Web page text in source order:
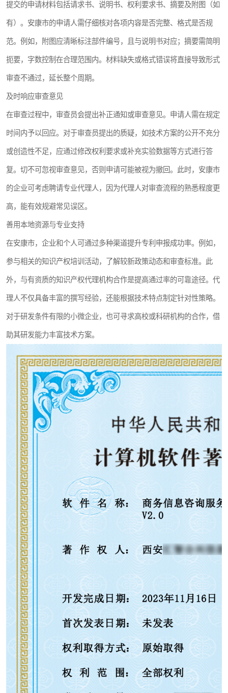
提交的申请材料包括请求书、说明书、权利要求书、摘要及附图（如
有）。安康市的申请人需仔细核对各项内容是否完整、格式是否规
范。例如，附图应清晰标注部件编号，且与说明书对应；摘要需简明
扼要，字数控制在合理范围内。材料缺失或格式错误将直接导致形式
审查不通过，延长整个周期。
及时响应审查意见
在审查过程中，审查员会提出补正通知或审查意见。申请人需在规定
时间内予以回应。对于审查员提出的质疑，如技术方案的公开不充分
或创造性不足，应通过修改权利要求或补充实验数据等方式进行答
复。切不可忽视审查意见，否则申请可能被视为撤回。此时，安康市
的企业可考虑聘请专业代理人，因为代理人对审查流程的熟悉程度更
高，能有效规避常见误区。
善用本地资源与专业支持
在安康市，企业和个人可通过多种渠道提升专利申报成功率。例如，
参与相关的知识产权培训活动，了解较新政策动态和审查标准。此
外，与有资质的知识产权代理机构合作是提高通过率的可靠途径。代
理人不仅具备丰富的撰写经验，还能根据技术特点制定针对性策略。
对于研发条件有限的小微企业，也可寻求高校或科研机构的合作，借
助其研发能力丰富技术方案。